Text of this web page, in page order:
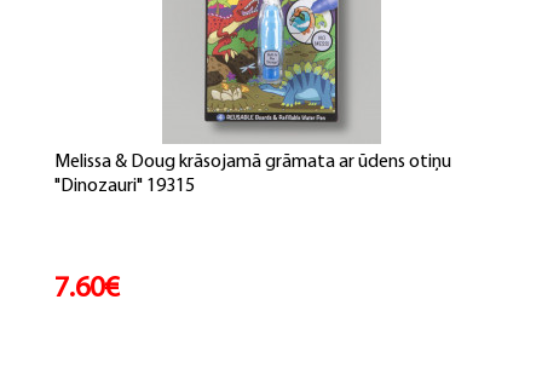
Melissa & Doug krāsojamā grāmata ar ūdens otiņu
"Dinozauri" 19315
7.60€